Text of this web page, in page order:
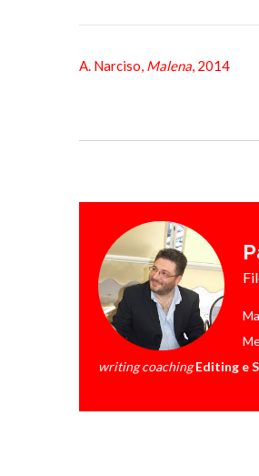
A. Narciso, Malena, 2014
writing coaching Editing e